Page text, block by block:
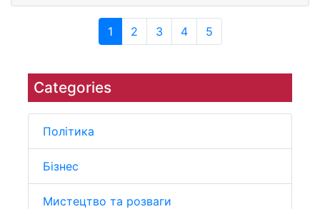
Categories
Політика
Бізнес
Мистецтво та розваги
1 2 3 4 5